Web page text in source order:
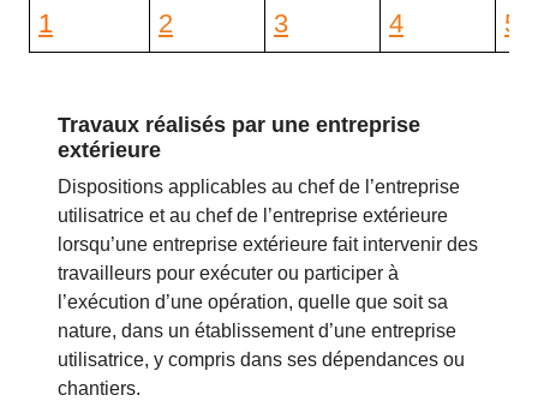
1
2
3
4
5
Travaux réalisés par une entreprise
extérieure
Dispositions applicables au chef de l’entreprise
utilisatrice et au chef de l’entreprise extérieure
lorsqu’une entreprise extérieure fait intervenir des
travailleurs pour exécuter ou participer à
l’exécution d’une opération, quelle que soit sa
nature, dans un établissement d’une entreprise
utilisatrice, y compris dans ses dépendances ou
chantiers.